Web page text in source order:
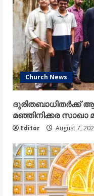
Church News
ദുരിതബാധിതർക്ക്
മഞ്ഞിനിക്കര സാഖാ
Editor August 7,